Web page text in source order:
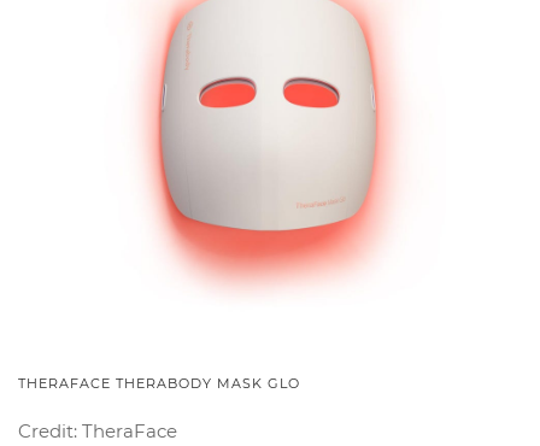
THERAFACE THERABODY MASK GLO
Credit: TheraFace